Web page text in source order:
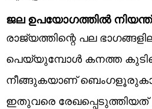
ജല ഉപയോഗത്തില്‍
രാജ്യത്തിന്റെ പല
പെയ്യുമ്പോള്‍ കനത്ത
നീങ്ങുകയാണ്
ഇതുവരെ